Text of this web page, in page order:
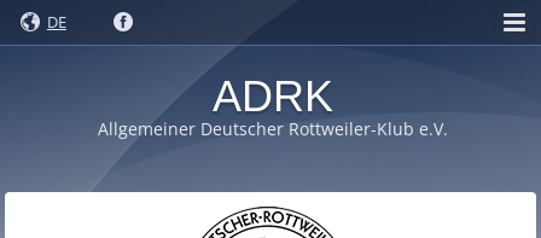
DE
ADRK
Allgemeiner Deutscher Rottweiler-Klub e.V.